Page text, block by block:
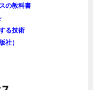
の教科書
る技術
社）